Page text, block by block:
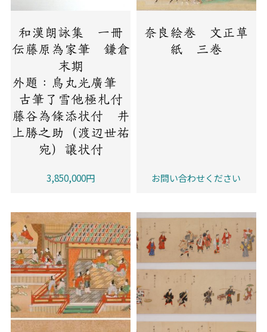
和漢朗詠集 一冊
伝藤原為家筆 鎌倉
末期
外題：烏丸光廣筆
古筆了雪他極札付
藤谷為條添状付 井
上勝之助（渡辺世祐
宛）譲状付
3,850,000円
奈良絵巻 文正草
紙 三巻
お問い合わせください